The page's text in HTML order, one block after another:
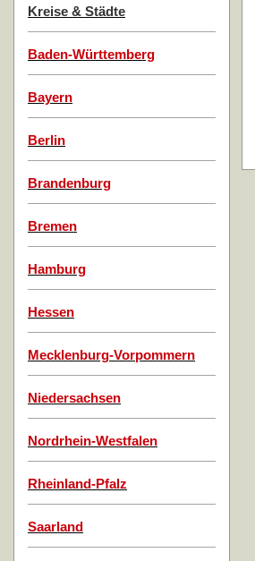
Kreise & Städte
Baden-Württemberg
Bayern
Berlin
Brandenburg
Bremen
Hamburg
Hessen
Mecklenburg-Vorpommern
Niedersachsen
Nordrhein-Westfalen
Rheinland-Pfalz
Saarland